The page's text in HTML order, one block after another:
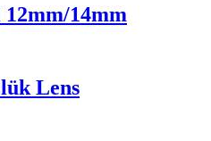
14mm
Lens